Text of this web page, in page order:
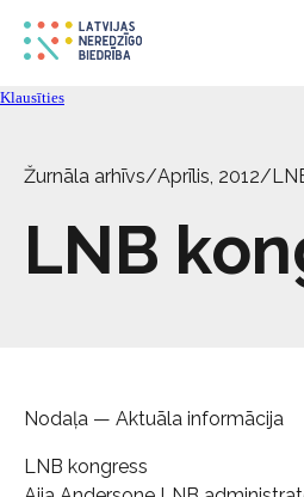
Klausīties
Žurnāla arhīvs/Aprīlis, 2012/
LNB
Nodaļa — Aktuāla informācija
LNB kongress